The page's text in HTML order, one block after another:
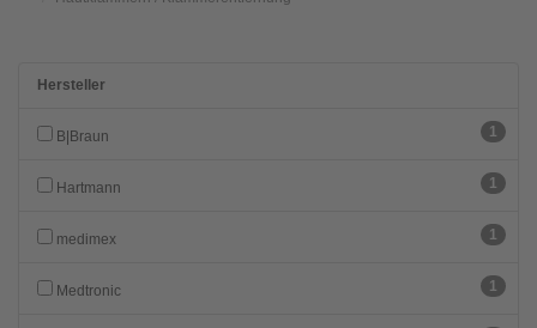
Hersteller
B|Braun 1
Hartmann 1
medimex 1
Medtronic 1